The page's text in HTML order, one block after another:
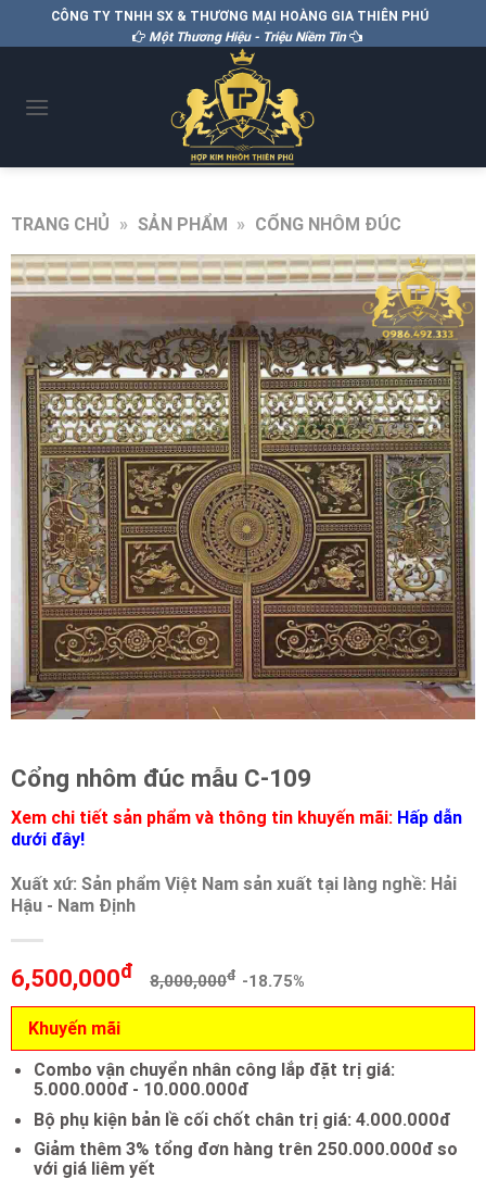
CÔNG TY TNHH SX & THƯƠNG MẠI HOÀNG GIA THIÊN PHÚ
Một Thương Hiệu - Triệu Niềm Tin
TRANG CHỦ » SẢN PHẨM » CỔNG NHÔM ĐÚC
Cổng nhôm đúc mẫu C-109
Xem chi tiết sản phẩm và thông tin khuyến mãi: Hấp dẫn
dưới đây!
Xuất xứ: Sản phẩm Việt Nam sản xuất tại làng nghề: Hải
Hậu - Nam Định
6,500,000đ 8,000,000đ -18.75%
Khuyến mãi
Combo vận chuyển nhân công lắp đặt trị giá:
5.000.000đ - 10.000.000đ
Bộ phụ kiện bản lề cối chốt chân trị giá: 4.000.000đ
Giảm thêm 3% tổng đơn hàng trên 250.000.000đ so
với giá liêm yết